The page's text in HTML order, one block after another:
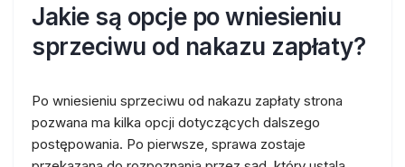
Jakie są opcje po wniesieniu
sprzeciwu od nakazu zapłaty?
Po wniesieniu sprzeciwu od nakazu zapłaty strona
pozwana ma kilka opcji dotyczących dalszego
postępowania. Po pierwsze, sprawa zostaje